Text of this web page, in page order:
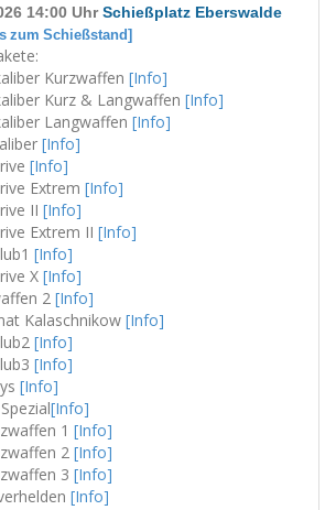
14:00 Uhr Schießplatz Eberswalde
zum Schießstand]
Kurzwaffen [Info]
Kurz & Langwaffen [Info]
Langwaffen [Info]
[Info]
[Info]
Extrem [Info]
II [Info]
Extrem II [Info]
[Info]
X [Info]
2 [Info]
Kalaschnikow [Info]
[Info]
[Info]
[Info]
[Info]
1 [Info]
2 [Info]
3 [Info]
[Info]